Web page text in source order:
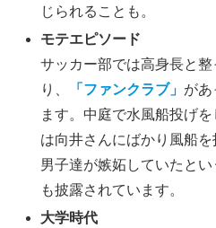
じられることも 。
モテエピソード
サッカー部では高身長と
り、
「ファンクラブ」 があ
ます。中庭で水風船投げ
は向井さんにばかり風船
男子達が嫉妬していたと
も披露されています。
大学時代